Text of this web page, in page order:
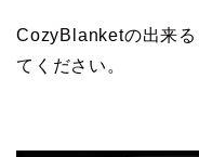
CozyBlanketの出来
てください。